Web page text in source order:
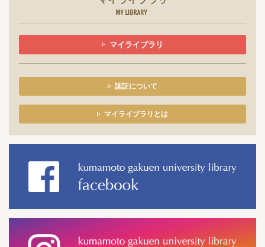
マイライブラリ
認証について
マイライブラリとは